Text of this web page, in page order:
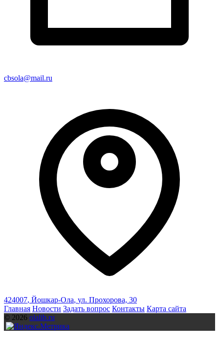
cbsola@mail.ru
424007, Йошкар-Ола, ул. Прохорова, 30
Главная Новости Задать вопрос Контакты Карта сайта
© 2026 olalib.ru